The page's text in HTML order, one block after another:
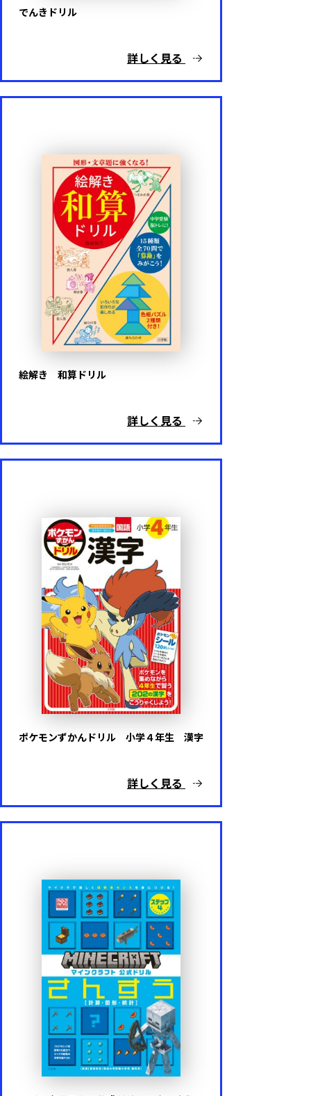
でんきドリル
詳しく見る
絵解き 和算ドリル
詳しく見る
ポケモンずかんドリル 小学４年生 漢字
詳しく見る